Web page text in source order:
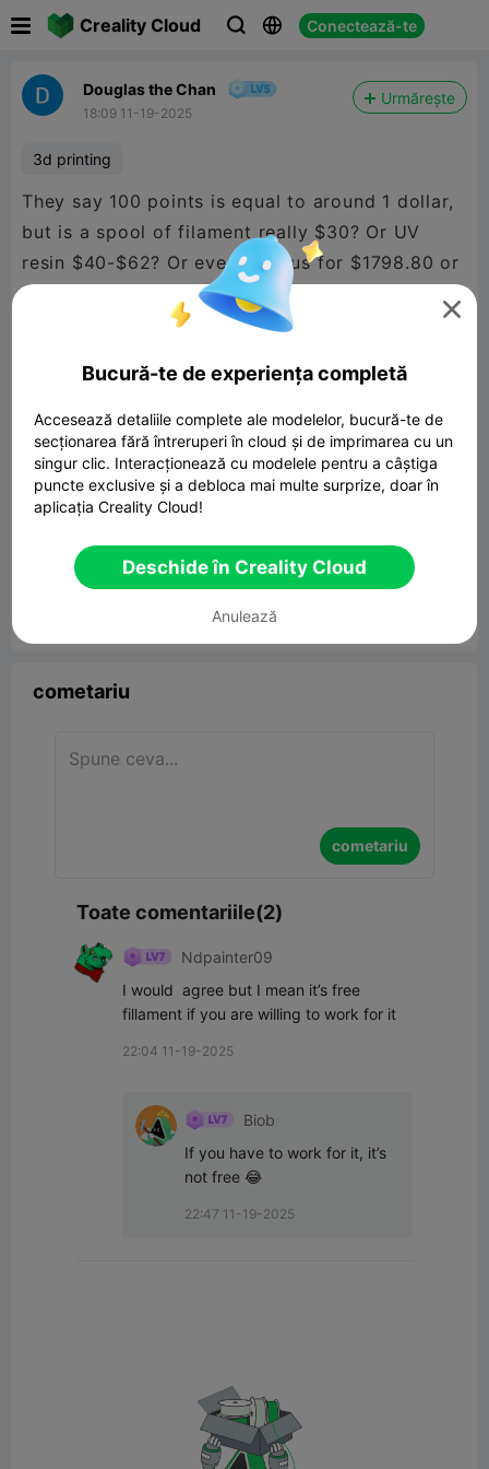
Creality Cloud   Conectează-te
Douglas the Chan
18:09 11-19-2025
Urmărește
3d printing
They say 100 points is equal to around 1 dollar,
but is a spool of filament really $30? Or UV
resin $40-$62? Or even K2 plus for $1798.80 or
Creality Hi for $369? The points shop is WAY
too overpriced...
cometariu
cometariu
Toate comentariile(2)
Ndpainter09
I would  agree but I mean it’s free
fillament if you are willing to work for it
22:04 11-19-2025
Biob
If you have to work for it, it’s
not free 😂
22:47 11-19-2025

Bucură-te de experiența completă
Accesează detaliile complete ale modelelor, bucură-te de
secționarea fără întreruperi în cloud și de imprimarea cu un
singur clic. Interacționează cu modelele pentru a câștiga
puncte exclusive și a debloca mai multe surprize, doar în
aplicația Creality Cloud!
Deschide în Creality Cloud
Anulează